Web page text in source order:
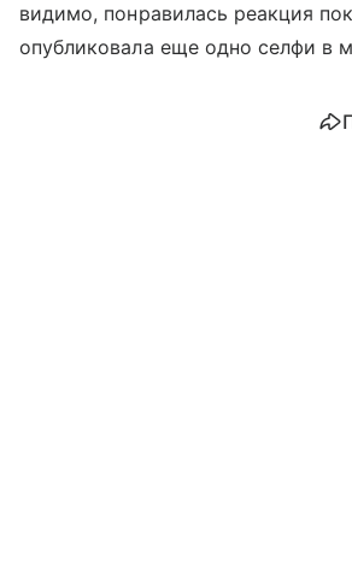
видимо, понравилась реакция
опубликовала еще одно селфи в